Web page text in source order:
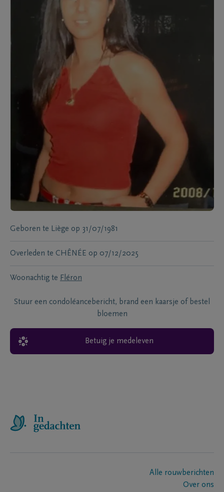
Geboren te Liège op 31/07/1981
Overleden te CHÊNÉE op 07/12/2025
Woonachtig te Fléron
Stuur een condoléancebericht, brand een kaarsje of bestel
bloemen
Betuig je medeleven
Alle rouwberichten
Over ons